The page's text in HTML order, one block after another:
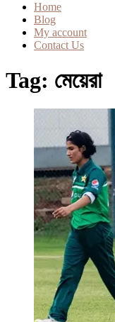
Home
Blog
My account
Contact Us
Tag: মেয়েরা